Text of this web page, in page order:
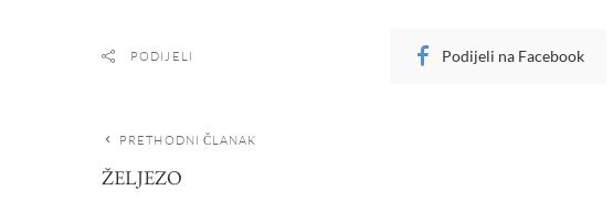
PODIJELI Podijeli na Facebook
PRETHODNI ČLANAK
ŽELJEZO